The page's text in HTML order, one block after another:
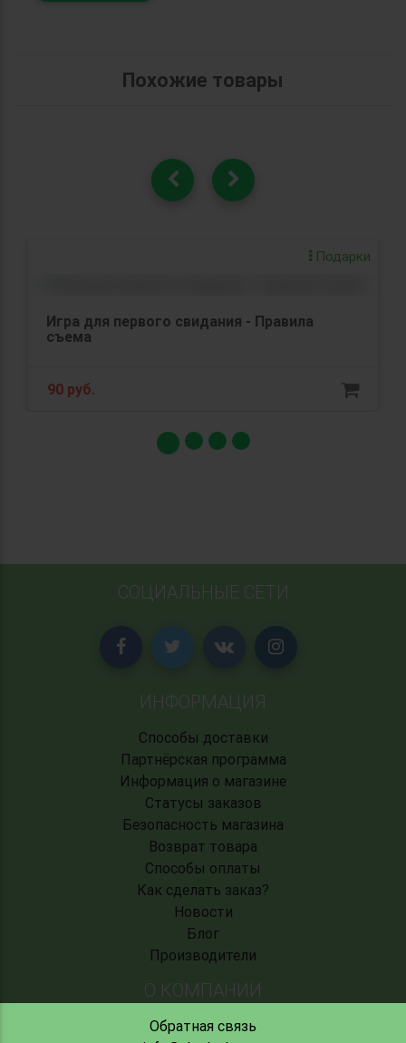
Похожие товары
Подарки
Игра для первого свидания - Правила
съема
90 руб.
СОЦИАЛЬНЫЕ СЕТИ
ИНФОРМАЦИЯ
Способы доставки
Партнёрская программа
Информация о магазине
Статусы заказов
Безопасность магазина
Возврат товара
Способы оплаты
Как сделать заказ?
Новости
Блог
Производители
О КОМПАНИИ
Обратная связь